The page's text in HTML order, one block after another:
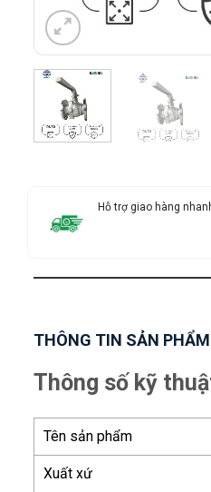
Hỗ trợ giao hàng
THÔNG TIN SẢN PHẨM
Thông số kỹ
Tên sản phẩm
Xuất xứ